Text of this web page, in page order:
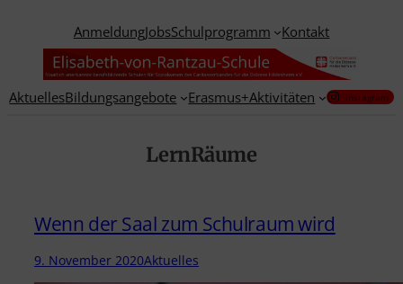
springen
AnmeldungJobsSchulprogramm Kontakt
AktuellesBildungsangebote Erasmus+Aktivitäten Instagram
LernRäume
Wenn der Saal zum Schulraum wird
9. November 2020Aktuelles